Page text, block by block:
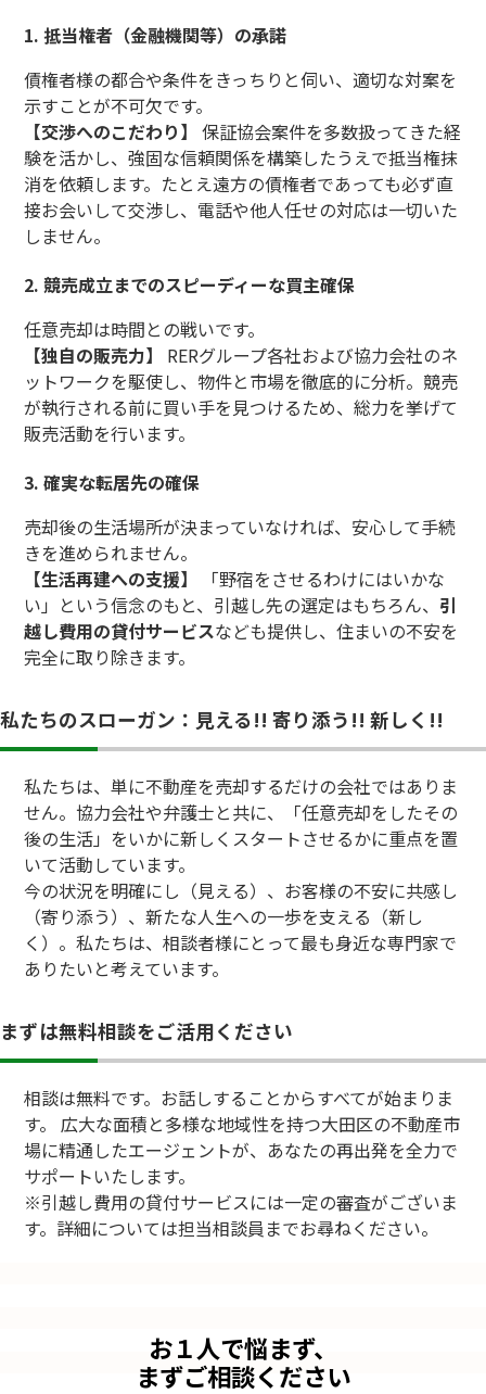
1. 抵当権者（金融機関等）の承諾
債権者様の都合や条件をきっちりと伺い、適切な対案を
示すことが不可欠です。
【交渉へのこだわり】 保証協会案件を多数扱ってきた経
験を活かし、強固な信頼関係を構築したうえで抵当権抹
消を依頼します。たとえ遠方の債権者であっても必ず直
接お会いして交渉し、電話や他人任せの対応は一切いた
しません。
2. 競売成立までのスピーディーな買主確保
任意売却は時間との戦いです。
【独自の販売力】
RERグループ各社および協力会社のネ
ットワークを駆使し、物件と市場を徹底的に分析。競売
が執行される前に買い手を見つけるため、総力を挙げて
販売活動を行います。
3. 確実な転居先の確保
売却後の生活場所が決まっていなければ、安心して手続
きを進められません。
【生活再建への支援】
「野宿をさせるわけにはいかな
い」という信念のもと、引越し先の選定はもちろん、 引
越し費用の貸付サービスなども提供し、住まいの不安を
完全に取り除きます。
私たちのスローガン：見える!! 寄り添う!! 新しく!!
私たちは、単に不動産を売却するだけの会社ではありま
せん。協力会社や弁護士と共に、「任意売却をしたその
後の生活」をいかに新しくスタートさせるかに重点を置
いて活動しています。
今の状況を明確にし（見える）、お客様の不安に共感し
（寄り添う）、新たな人生への一歩を支える（新し
く）。私たちは、相談者様にとって最も身近な専門家で
ありたいと考えています。
まずは無料相談をご活用ください
相談は無料です。お話しすることからすべてが始まりま
す。 広大な面積と多様な地域性を持つ大田区の不動産市
場に精通したエージェントが、あなたの再出発を全力で
サポートいたします。
※引越し費用の貸付サービスには一定の審査がございま
す。詳細については担当相談員までお尋ねください。
お１人で悩まず、
まずご相談ください